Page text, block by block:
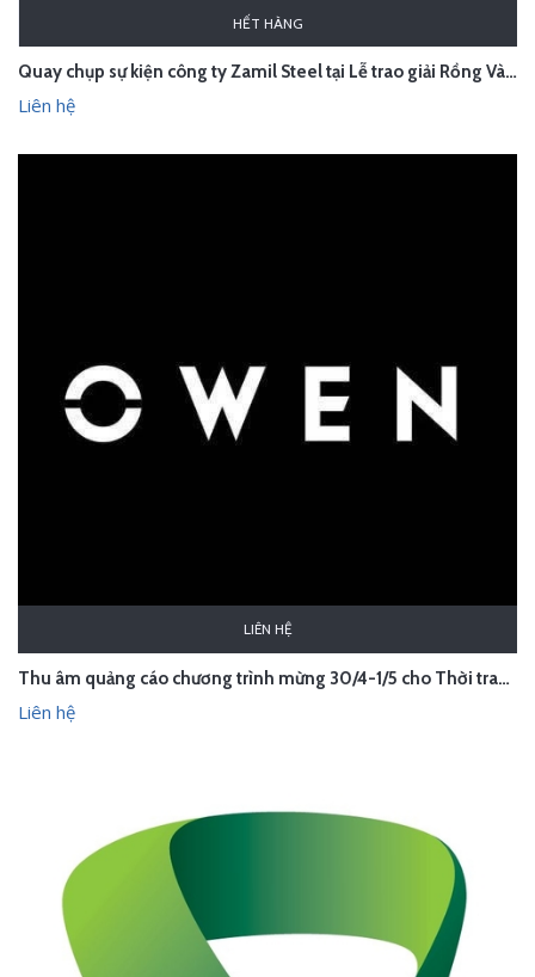
HẾT HÀNG
Quay chụp sự kiện công ty Zamil Steel tại Lễ trao giải Rồng Vàng
Liên hệ
LIÊN HỆ
Thu âm quảng cáo chương trình mừng 30/4-1/5 cho Thời trang Owen
Liên hệ